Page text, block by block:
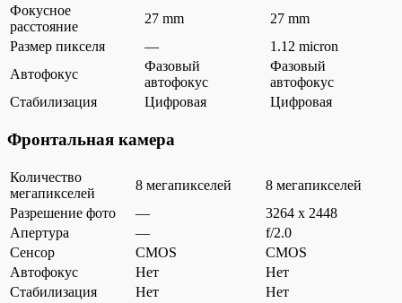
Фокусное
расстояние
27 mm
27 mm
Размер пикселя
—
1.12 micron
Автофокус
Фазовый
автофокус
Фазовый
автофокус
Стабилизация
Цифровая Цифровая
Фронтальная камера
Количество
мегапикселей
8 мегапикселей
8 мегапикселей
Разрешение фото
—
3264 x 2448
Апертура
—
f/2.0
Сенсор
CMOS
CMOS
Автофокус
Нет
Нет
Стабилизация
Нет
Нет